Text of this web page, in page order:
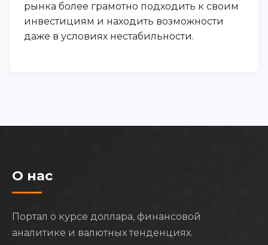
рынка более грамотно подходить к своим
инвестициям и находить возможности
даже в условиях нестабильности.
О нас
Портал о курсе доллара, финансовой
аналитике и валютных тенденциях.